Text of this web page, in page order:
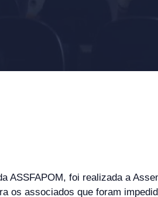
ASSFAPOM, foi realizada a
os associados que foram